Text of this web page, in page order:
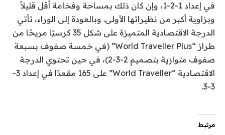
في إعداد 1-2-1، وإن كان ذلك بمساحة وفخامة أقل قليلاً
وبزاوية أكبر من نظيراتها الأولى. وبالعودة إلى الوراء، تأتي
الدرجة الاقتصادية المتميزة على شكل 35 كرسيًا مريحًا من
طراز “World Traveller Plus” (في خمسة صفوف بسبعة
صفوف متوازية بتصميم 2-3-2)، في حين تحتوي الدرجة
الاقتصادية “World Traveller” على 165 مقعدًا في إعداد 3-
3-3.
مرتبط